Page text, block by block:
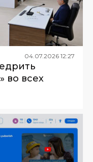
04 07 2026 12:27
во всех